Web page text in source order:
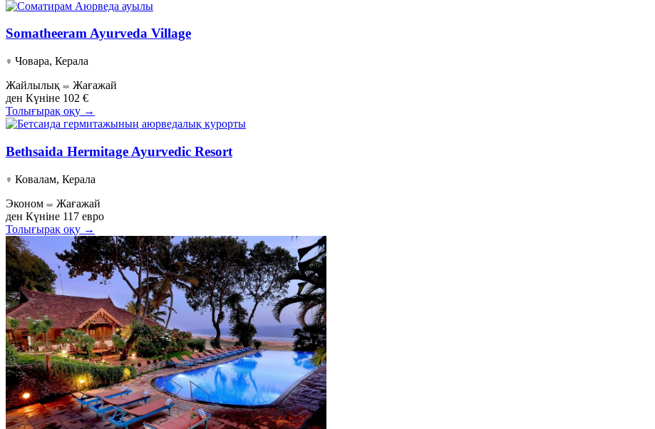
Somatheeram Ayurveda Village
Човара, Керала
Жайлылық
Жағажай
ден Күніне 102 €
Толығырақ оқу →
Bethsaida Hermitage Ayurvedic Resort
Ковалам, Керала
Эконом
Жағажай
ден Күніне 117 евро
Толығырақ оқу →